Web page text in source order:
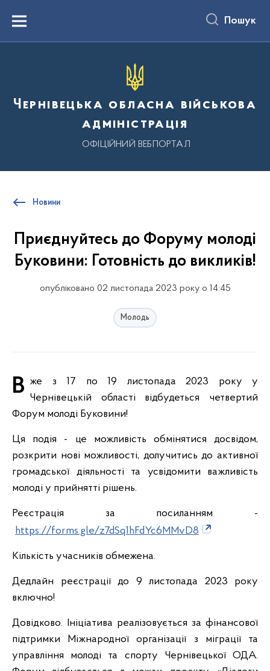
вмістуMenu Пошук
Чернівецька обласна військова
адміністрація
ОФІЦІЙНИЙ ВЕБПОРТАЛ
Новини
Приєднуйтесь до Форуму молоді
Буковини: Готовність до викликів!
опубліковано 02 листопада 2023 року о 14:45
Молодь
Вже з 17 по 19 листопада 2023 року у Чернівецькій області відбудеться четвертий
Форум молоді Буковини!
Ця подія - це можливість обмінятися досвідом,
розкрити нові можливості, долучитись до активної
громадської діяльності та усвідомити важливість
молоді у прийнятті рішень.
Реєстрація за посиланням -
https://forms.gle/z7dSq1hFdYc6MMvD8
Кількість учасників обмежена.
Дедлайн реєстрації до 9 листопада 2023 року
включно!
Довідково. Ініціатива реалізовується за фінансової
підтримки Міжнародної організації з міграції та
управління молоді та спорту Чернівецької ОДА.